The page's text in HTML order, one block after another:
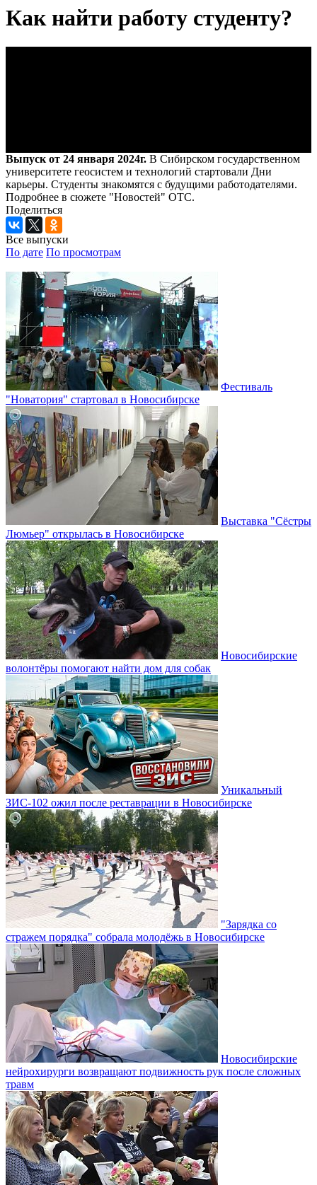
Как найти работу студенту?
Выпуск от 24 января 2024г. В Сибирском государственном
университете геосистем и технологий стартовали Дни
карьеры. Студенты знакомятся с будущими работодателями.
Подробнее в сюжете "Новостей" ОТС.
Поделиться
Все выпуски
По дате По просмотрам
Фестиваль
"Новатория" стартовал в Новосибирске
Выставка "Сёстры
Люмьер" открылась в Новосибирске
Новосибирские
волонтёры помогают найти дом для собак
Уникальный
ЗИС-102 ожил после реставрации в Новосибирске
"Зарядка со
стражем порядка" собрала молодёжь в Новосибирске
Новосибирские
нейрохирурги возвращают подвижность рук после сложных
травм